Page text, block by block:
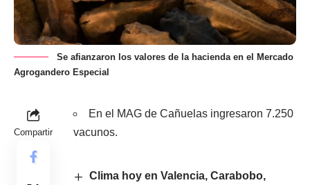
Se afianzaron los valores de la hacienda en el Mercado
Agrogandero Especial
Compartir
En el MAG de Cañuelas ingresaron 7.250
vacunos.
Clima hoy en Valencia, Carabobo,